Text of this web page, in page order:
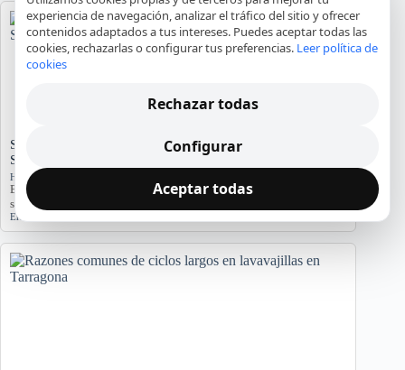
Significado del Error E01 en Hornos Teka: Causas y
Soluciones
Hornos y placas de cocina
El error E01 en hornos Teka indica problemas. Conozca sus causas y
síntomas para diagnosticar…
Error E01
experiencia de navegación, analizar el tráfico del sitio y ofrecer
contenidos adaptados a tus intereses. Puedes aceptar todas las
cookies, rechazarlas o configurar tus preferencias. Leer política de
cookies
Rechazar todas
Configurar
Aceptar todas